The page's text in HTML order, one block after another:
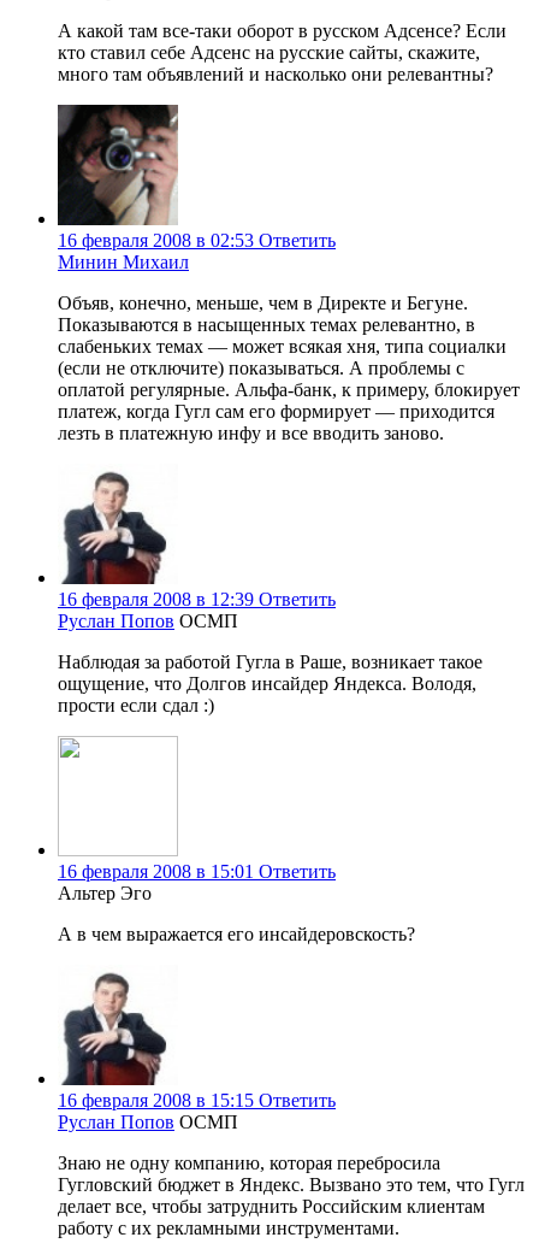
А какой там все-таки оборот в русском Адсенсе? Если
кто ставил себе Адсенс на русские сайты, скажите,
много там объявлений и насколько они релевантны?
16 февраля 2008 в 02:53 Ответить
Минин Михаил
Объяв, конечно, меньше, чем в Директе и Бегуне.
Показываются в насыщенных темах релевантно, в
слабеньких темах — может всякая хня, типа социалки
(если не отключите) показываться. А проблемы с
оплатой регулярные. Альфа-банк, к примеру, блокирует
платеж, когда Гугл сам его формирует — приходится
лезть в платежную инфу и все вводить заново.
16 февраля 2008 в 12:39 Ответить
Руслан Попов ОСМП
Наблюдая за работой Гугла в Раше, возникает такое
ощущение, что Долгов инсайдер Яндекса. Володя,
прости если сдал :)
16 февраля 2008 в 15:01 Ответить
Альтер Эго
А в чем выражается его инсайдеровскость?
16 февраля 2008 в 15:15 Ответить
Руслан Попов ОСМП
Знаю не одну компанию, которая перебросила
Гугловский бюджет в Яндекс. Вызвано это тем, что Гугл
делает все, чтобы затруднить Российским клиентам
работу с их рекламными инструментами.